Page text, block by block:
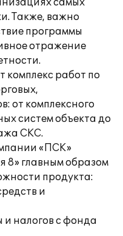
самых
Также, важно
программы
отражение
работ по
от комплексного
систем объекта до
СКС.
«ПСК»
8» главным образом
продукта:
и
и налогов с фонда